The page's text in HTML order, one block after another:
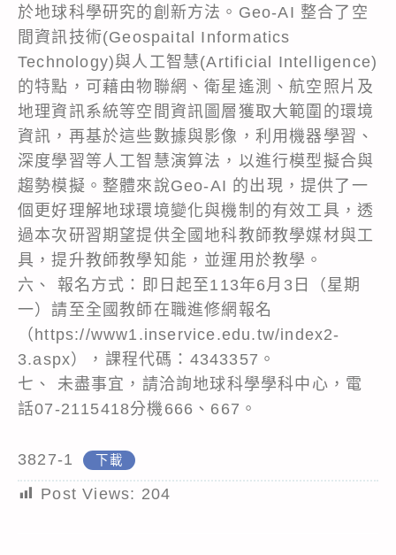
於地球科學研究的創新方法。Geo-AI 整合了空
間資訊技術(Geospaital Informatics
Technology)與人工智慧(Artificial Intelligence)
的特點，可藉由物聯網、衛星遙測、航空照片及
地理資訊系統等空間資訊圖層獲取大範圍的環境
資訊，再基於這些數據與影像，利用機器學習、
深度學習等人工智慧演算法，以進行模型擬合與
趨勢模擬。整體來說Geo-AI 的出現，提供了一
個更好理解地球環境變化與機制的有效工具，透
過本次研習期望提供全國地科教師教學媒材與工
具，提升教師教學知能，並運用於教學。
六、 報名方式：即日起至113年6月3日（星期
一）請至全國教師在職進修網報名
（https://www1.inservice.edu.tw/index2-
3.aspx），課程代碼：4343357。
七、 未盡事宜，請洽詢地球科學學科中心，電
話07-2115418分機666、667。
3827-1 下載
Post Views: 204